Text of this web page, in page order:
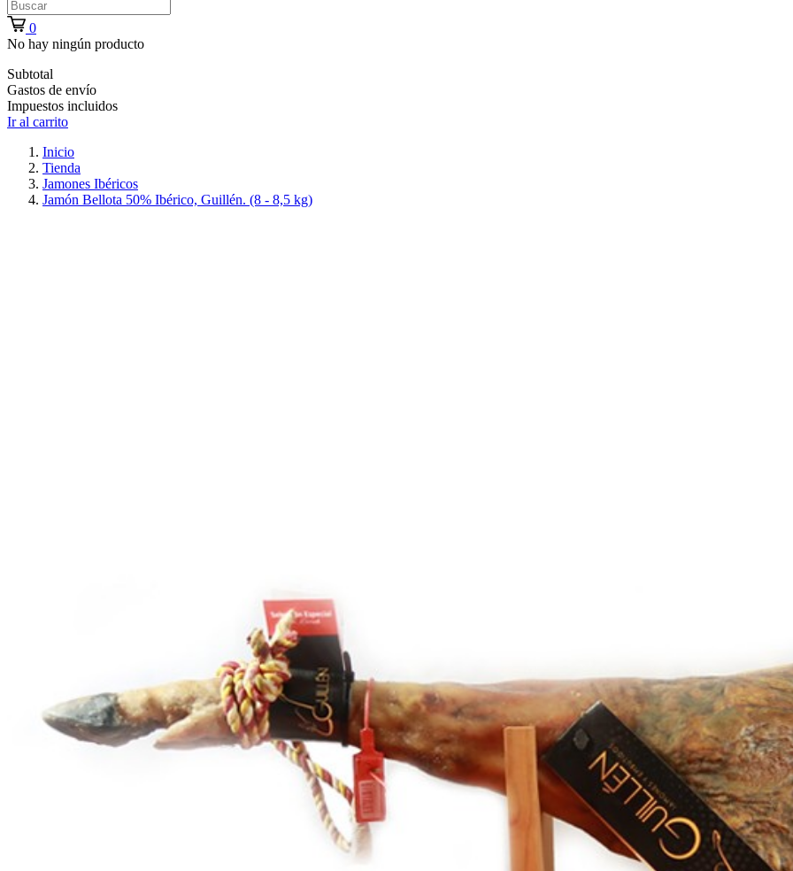
0
No hay ningún producto
Subtotal
Gastos de envío
Impuestos incluidos
Ir al carrito
Inicio
Tienda
Jamones Ibéricos
Jamón Bellota 50% Ibérico, Guillén. (8 - 8,5 kg)